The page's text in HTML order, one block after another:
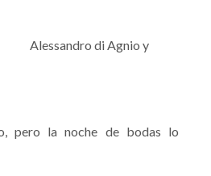
Alessandro di Agnio y
pero la noche de bodas lo